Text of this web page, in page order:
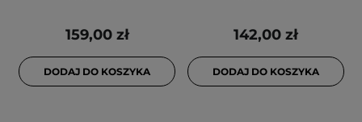
159,00 zł
DODAJ DO KOSZYKA
142,00 zł
DODAJ DO KOSZYKA